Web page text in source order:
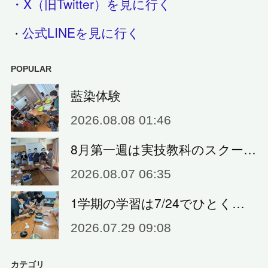
・X（旧Twitter）を見に行く
・公式LINEを見に行く
POPULAR
藍染体験
2026.08.08 01:46
8月第一週は実技教科のスクー…
2026.08.07 06:35
1学期の学習は7/24でひとく…
2026.07.29 09:08
カテゴリ